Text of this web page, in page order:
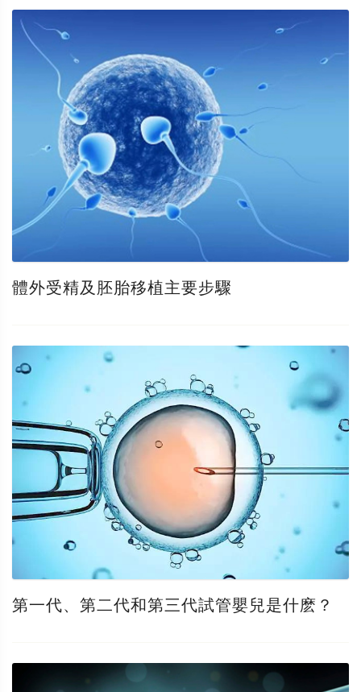
體外受精及胚胎移植主要步驟
第一代、第二代和第三代試管嬰兒是什麽？